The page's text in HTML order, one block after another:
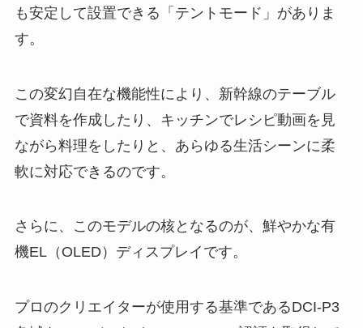
も安定して設置できる「テントモード」がありま
す。
この変幻自在な機能性により、新幹線のテーブル
で資料を作成したり、キッチンでレシピ動画を見
ながら料理をしたりと、あらゆる生活シーンに柔
軟に対応できるのです。
さらに、このモデルの核となるのが、鮮やかな有
機EL（OLED）ディスプレイです。
プロのクリエイターが使用する基準であるDCI-P3